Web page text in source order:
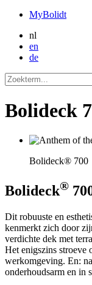
MyBolidt
nl
en
de
Bolideck
Bolideck® 700
Bolideck®
Dit robuuste en
kenmerkt zich door
verdichte dek met
Het enigszins stroeve
werkomgeving. En:
onderhoudsarm en in